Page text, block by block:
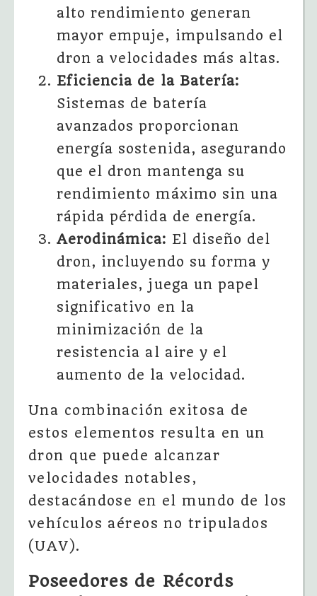
alto rendimiento generan
mayor empuje, impulsando el
dron a velocidades más altas.
Eficiencia de la Batería:
Sistemas de batería
avanzados proporcionan
energía sostenida, asegurando
que el dron mantenga su
rendimiento máximo sin una
rápida pérdida de energía.
Aerodinámica: El diseño del
dron, incluyendo su forma y
materiales, juega un papel
significativo en la
minimización de la
resistencia al aire y el
aumento de la velocidad.
Una combinación exitosa de
estos elementos resulta en un
dron que puede alcanzar
velocidades notables,
destacándose en el mundo de los
vehículos aéreos no tripulados
(UAV).
Poseedores de Récords